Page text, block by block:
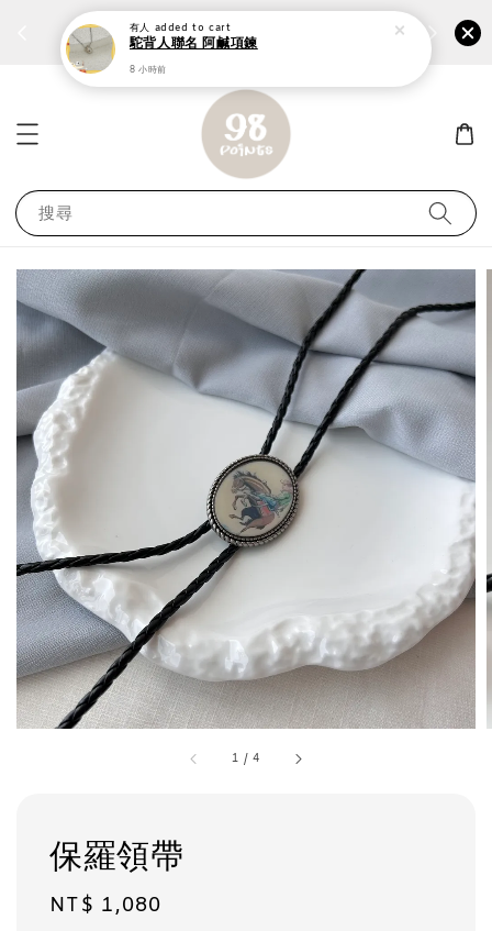
個性鋼戒任兩件1300⚡ 加
搜尋
1 /4
保羅領帶
Regular
NT$ 1,080
有人 added to cart
駝背人聯名 阿鹹項鍊
8 小時前